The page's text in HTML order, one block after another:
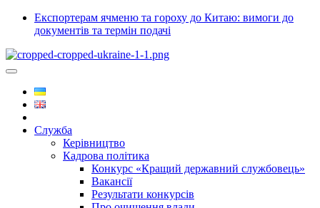
Експортерам ячменю та гороху до Китаю: вимоги до
документів та термін подачі
Служба
Керівництво
Кадрова політика
Конкурс «Кращий державний службовець»
Вакансії
Результати конкурсів